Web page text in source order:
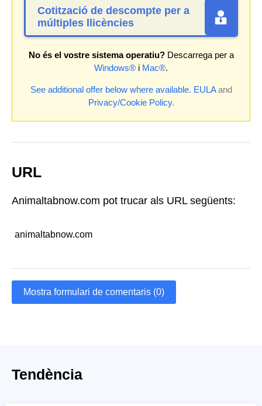
Cotització de descompte per a
múltiples llicències
No és el vostre sistema operatiu?Descarrega per a
Windows® i Mac®.
See additional offer below where available. EULAand
Privacy/Cookie Policy.
URL
Animaltabnow.com pot trucar als URL següents:
animaltabnow.com
Mostra formulari de comentaris (0)
Tendència